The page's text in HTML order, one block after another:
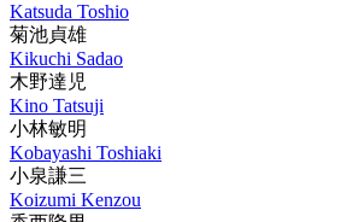
Katsuda Toshio
菊池貞雄
Kikuchi Sadao
木野達児
Kino Tatsuji
小林敏明
Kobayashi Toshiaki
小泉謙三
Koizumi Kenzou